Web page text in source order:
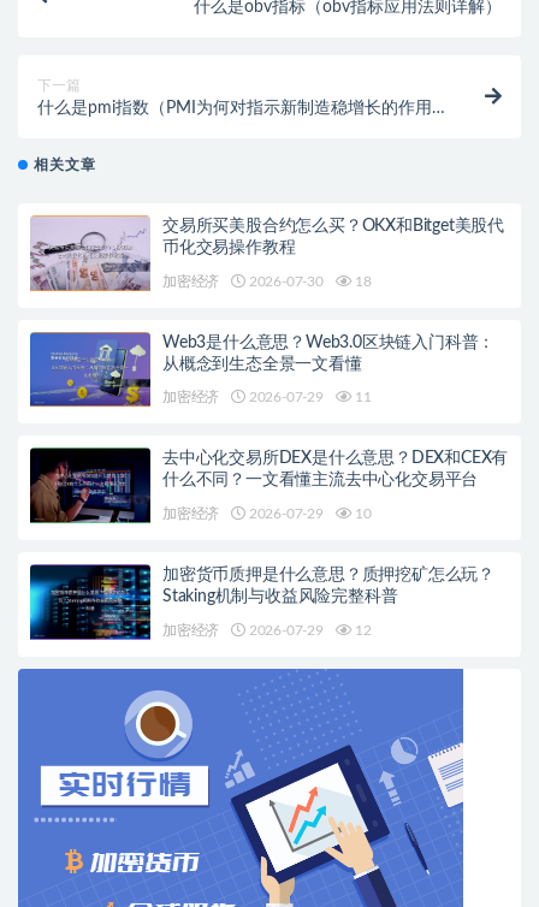
什么是obv指标（obv指标应用法则详解）
下一篇
什么是pmi指数（PMI为何对指示新制造稳增长的作用
相关文章
交易所买美股合约怎么买？OKX和Bitget美股代
币化交易操作教程
加密经济 2026-07-30 18
Web3是什么意思？Web3.0区块链入门科普：
从概念到生态全景一文看懂
加密经济 2026-07-29 11
去中心化交易所DEX是什么意思？DEX和CEX有
什么不同？一文看懂主流去中心化交易平台
加密经济 2026-07-29 10
加密货币质押是什么意思？质押挖矿怎么玩？
Staking机制与收益风险完整科普
加密经济 2026-07-29 12